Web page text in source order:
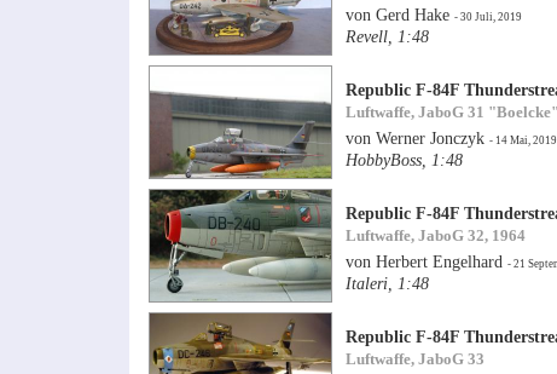
von Gerd Hake - 30 Juli, 2019
Revell, 1:48
Republic F-84F
Luftwaffe, JaboG 31 "Boelcke"
von Werner Jonczyk - 14 Mai, 2019
HobbyBoss, 1:48
Republic F-84F
Luftwaffe, JaboG 32, 1964
von Herbert Engelhard - 21
Italeri, 1:48
Republic F-84F
Luftwaffe, JaboG 33